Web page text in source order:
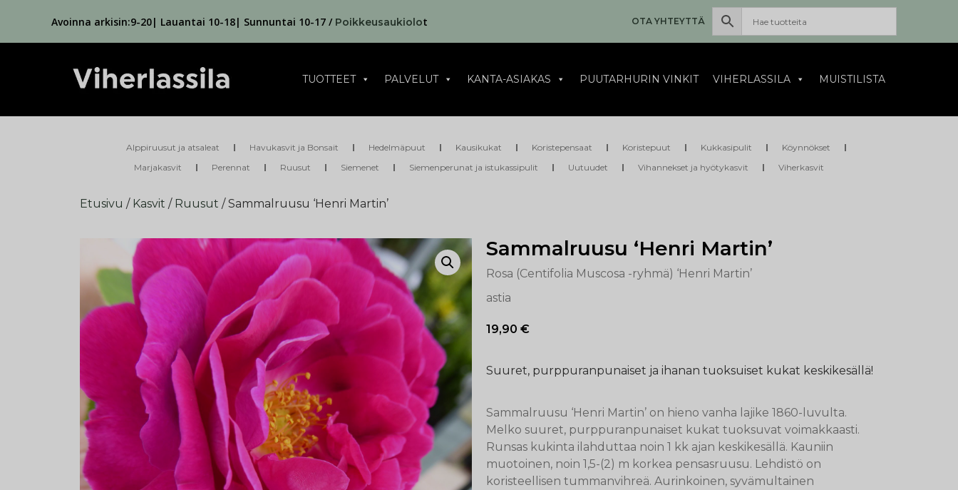
Avoinna arkisin:9-20| Lauantai 10-18| Sunnuntai 10-17 / Poikkeusaukiolot OTA YHTEYTTÄ
TUOTTEET PALVELUT KANTA-ASIAKAS PUUTARHURIN VINKIT VIHERLASSILA MUISTILISTA
Alppiruusut ja atsaleat Havukasvit ja Bonsait Hedelmäpuut Kausikukat Koristepensaat Koristepuut Kukkasipulit
Köynnökset
Marjakasvit
Perennat Ruusut Siemenet Siemenperunat ja istukassipulit Uutuudet Vihannekset ja hyötykasvit Viherkasvit
Etusivu / Kasvit / Ruusut / Sammalruusu ‘Henri Martin’
Sammalruusu ‘Henri Martin’
Rosa (Centifolia Muscosa -ryhmä) ‘Henri Martin’
astia
19,90 €
Suuret, purppuranpunaiset ja ihanan tuoksuiset kukat keskikesällä!
Sammalruusu ‘Henri Martin’ on hieno vanha lajike 1860-luvulta.
Melko suuret, purppuranpunaiset kukat tuoksuvat voimakkaasti.
Runsas kukinta ilahduttaa noin 1 kk ajan keskikesällä. Kauniin
muotoinen, noin 1,5-(2) m korkea pensasruusu. Lehdistö on
koristeellisen tummanvihreä. Aurinkoinen, syvämultainen